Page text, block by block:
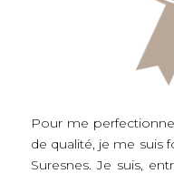
Pour me
de qualité, je me suis
Suresnes. Je suis,